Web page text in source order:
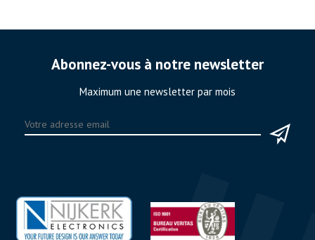
Abonnez-vous à notre newsletter
Maximum une newsletter par mois